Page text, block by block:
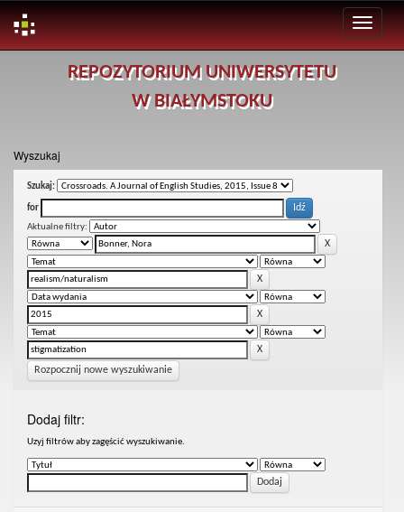
REPOZYTORIUM UNIWERSYTETU
W BIAŁYMSTOKU
Wyszukaj
Szukaj:
for
Aktualne filtry:
Rozpocznij nowe wyszukiwanie
Dodaj filtr:
Uzyj filtrów aby zagęścić wyszukiwanie.